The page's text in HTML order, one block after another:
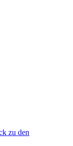
zu den